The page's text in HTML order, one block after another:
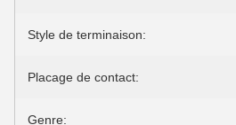
Style de terminaison:
Placage de contact:
Genre: